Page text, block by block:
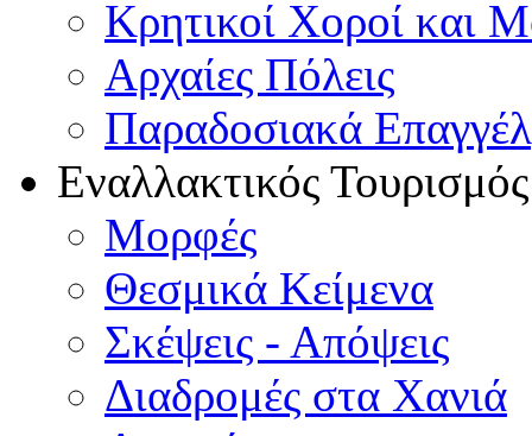
Κρητικοί Χοροί και
Αρχαίες Πόλεις
Παραδοσιακά
Εναλλακτικός Τουρισμός
Μορφές
Θεσμικά Κείμενα
Σκέψεις - Απόψεις
Διαδρομές στα Χανιά